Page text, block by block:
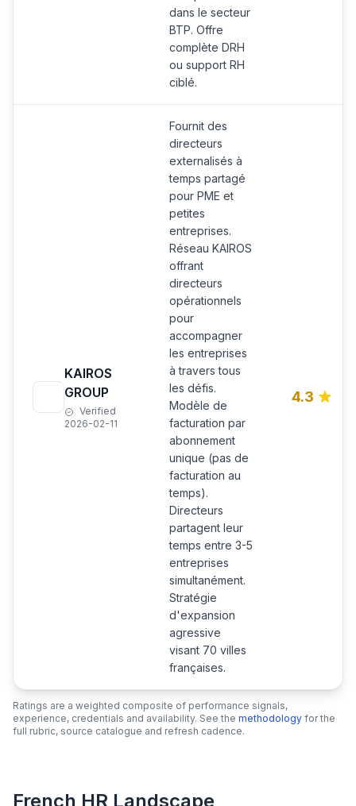
dans le secteur
BTP. Offre
complète DRH
ou support RH
ciblé.
KAIROS
GROUP
Verified
2026-02-11
Fournit des
directeurs
externalisés à
temps partagé
pour PME et
petites
entreprises.
Réseau KAIROS
offrant
directeurs
opérationnels
pour
accompagner
les entreprises
à travers tous
les défis.
Modèle de
facturation par
abonnement
unique (pas de
facturation au
temps).
Directeurs
partagent leur
temps entre 3-5
entreprises
simultanément.
Stratégie
d'expansion
agressive
visant 70 villes
françaises.
4.3
Ratings are a weighted composite of performance signals,
experience, credentials and availability. See the methodology for the
full rubric, source catalogue and refresh cadence.
French HR Landscape